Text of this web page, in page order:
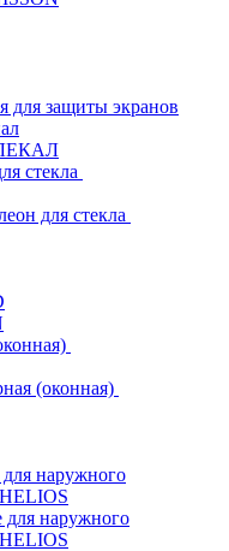
для защиты экранов
стекла
для стекла
(оконная)
наружного
наружного